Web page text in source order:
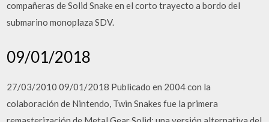
compañeras de Solid Snake en el corto trayecto a bordo del
submarino monoplaza SDV.
09/01/2018
27/03/2010 09/01/2018 Publicado en 2004 con la
colaboración de Nintendo, Twin Snakes fue la primera